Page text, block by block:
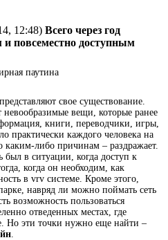
12:48) Всего через год
и повсеместно доступным
свое существование.
вещи, которые ранее
книги, переводчики, игры,
практически каждого человека на
каким-либо причинам – раздражает.
был в ситуации, когда доступ к
когда он необходим, как
в vrv системе. Кроме этого,
навряд ли можно поймать сеть
возможность пользоваться
отведенных местах, где
Но эти точки нужно еще найти –
.